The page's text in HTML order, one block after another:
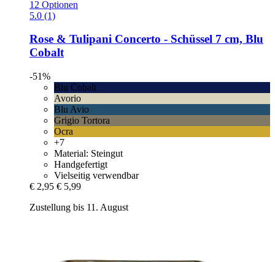
12 Optionen
5.0 (1)
Rose & Tulipani Concerto -​ Schüssel 7 cm, Blu
Cobalt
-51%
Blu Cobalt
Avorio
Blu Avio
Grigio Tortora
Ocra
+7
Material: Steingut
Handgefertigt
Vielseitig verwendbar
€ 2,95 € 5,99
Zustellung bis 11. August